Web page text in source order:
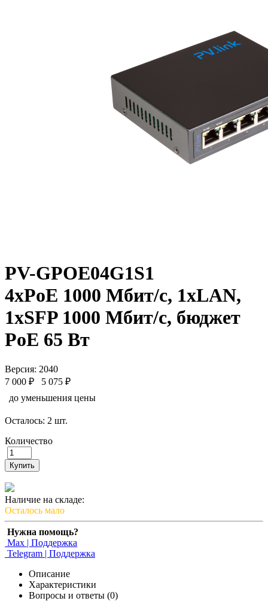
PV-GPOE04G1S1
4xPoE 1000 Мбит/c, 1xLAN,
1xSFP 1000 Мбит/c, бюджет
PoE 65 Вт
Версия: 2040
7 000 ₽
5 075 ₽
до уменьшения цены
Осталось: 2 шт.
Количество
Купить
Наличие на складе:
Осталось мало
Нужна помощь?
Max | Поддержка
Telegram | Поддержка
Описание
Характеристики
Вопросы и ответы (0)